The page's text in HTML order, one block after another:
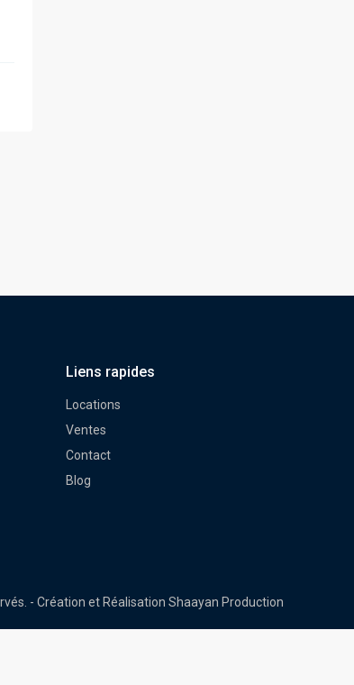
Liens rapides
Locations
Ventes
Contact
Blog
- Création et Réalisation Shaayan Production